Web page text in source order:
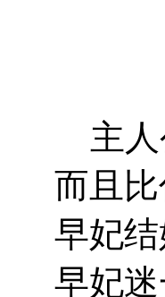
主人
而且
早妃
早妃